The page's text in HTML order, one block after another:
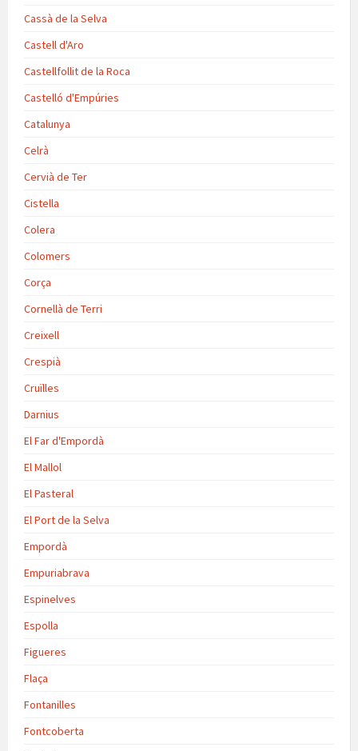
Cassà de la Selva
Castell d'Aro
Castellfollit de la Roca
Castelló d'Empúries
Catalunya
Celrà
Cervià de Ter
Cistella
Colera
Colomers
Corça
Cornellà de Terri
Creixell
Crespià
Cruïlles
Darnius
El Far d'Empordà
El Mallol
El Pasteral
El Port de la Selva
Empordà
Empuriabrava
Espinelves
Espolla
Figueres
Flaça
Fontanilles
Fontcoberta